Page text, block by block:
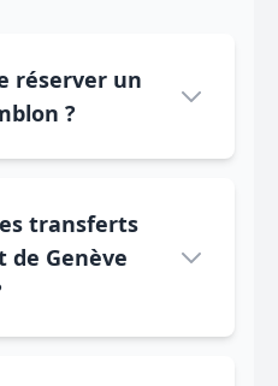
réserver un
?
transferts
de Genève